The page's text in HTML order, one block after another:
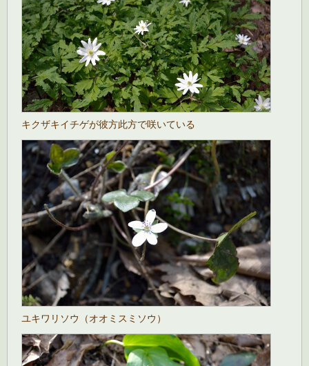
キクザキイチゲが彼方此方で咲いている
ユキワリソウ（オオミスミソウ）